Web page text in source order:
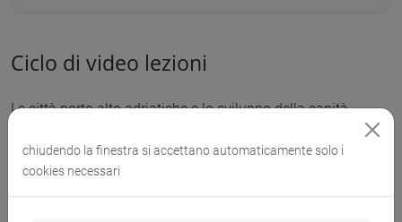
Ciclo di video lezioni
Le città porto alto adriatiche e lo sviluppo della sanità
chiudendo la finestra si accettano automaticamente solo i
cookies necessari